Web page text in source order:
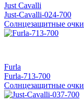
Just Cavalli
Just-Cavalli-024-700
Солнцезащитные очки
Furla
Furla-713-700
Солнцезащитные очки